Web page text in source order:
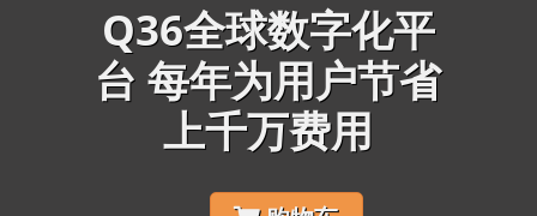
Q36全球数字化平
台 每年为用户节省
上千万费用